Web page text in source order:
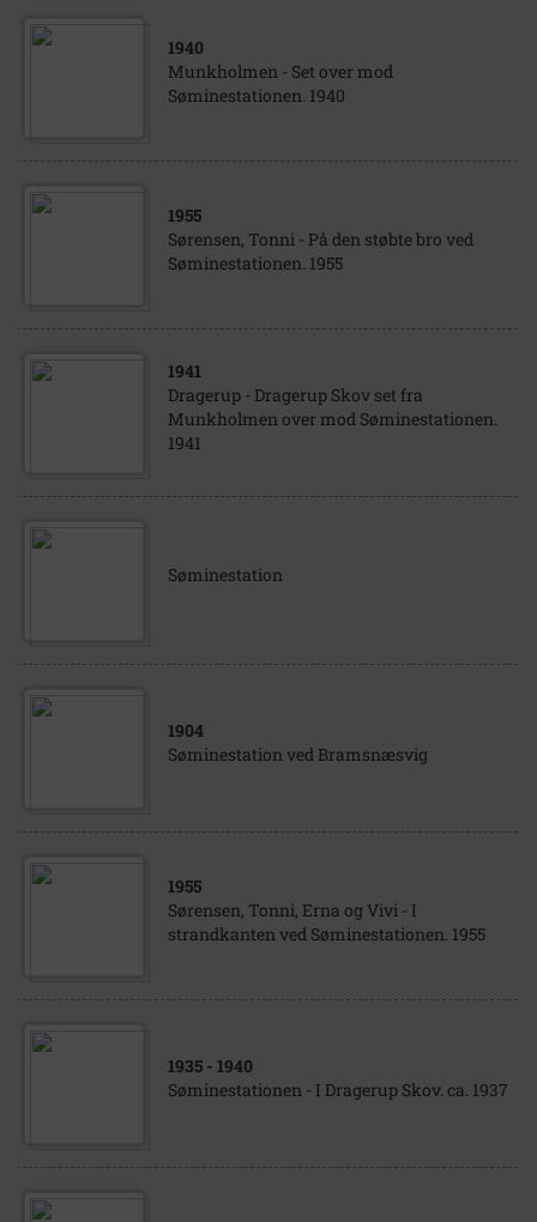
1940
Munkholmen - Set over mod
Søminestationen. 1940
1955
Sørensen, Tonni - På den støbte bro ved
Søminestationen. 1955
1941
Dragerup - Dragerup Skov set fra
Munkholmen over mod Søminestationen.
1941
Søminestation
1904
Søminestation ved Bramsnæsvig
1955
Sørensen, Tonni, Erna og Vivi - I
strandkanten ved Søminestationen. 1955
1935 - 1940
Søminestationen - I Dragerup Skov. ca. 1937